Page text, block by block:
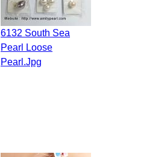
6132 South Sea
Pearl Loose
Pearl.jpg